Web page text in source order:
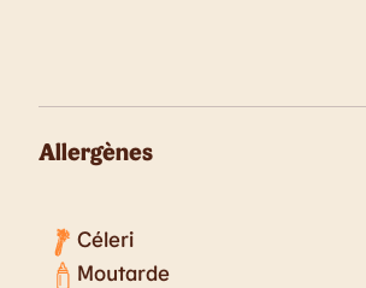
Allergènes
Céleri
Moutarde